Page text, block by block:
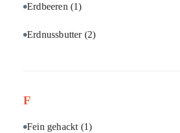
Erdbeeren (1)
Erdnussbutter (2)
F
Fein gehackt (1)